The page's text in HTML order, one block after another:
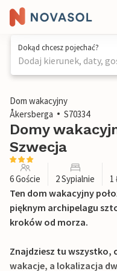
Dokąd chcesz pojechać?
Dodaj kierunek, daty,
1 / 14
Dom wakacyjny
Åkersberga
S70334
Domy
Szwecja
6 Goście 2 Sypialnie 1
Ten dom wakacyjny
pięknym archipelagu
kroków od morza.
Znajdziesz tu wszystko,
wakacje, a lokalizacja